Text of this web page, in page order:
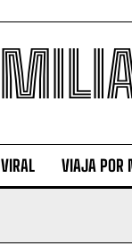
VIRAL VIAJA POR